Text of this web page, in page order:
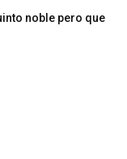
noble pero que